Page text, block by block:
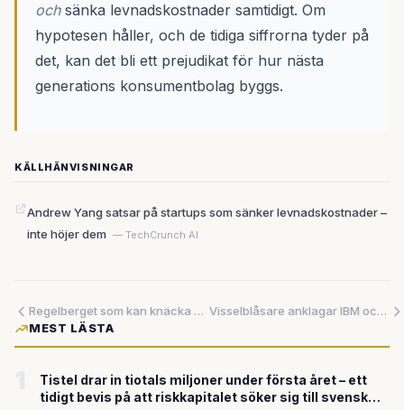
ochsänka levnadskostnader samtidigt. Om
hypotesen håller, och de tidiga siffrorna tyder på
det, kan det bli ett prejudikat för hur nästa
generations konsumentbolag byggs.
KÄLLHÄNVISNINGAR
Andrew Yang satsar på startups som sänker levnadskostnader –
inte höjer dem — TechCrunch AI
Regelberget som kan knäcka småföretagen – men ingen pratar om det
Visselblåsare anklagar IBM och AT&T för att ha dolt statsstödda dataintrång
MEST LÄSTA
Tistel drar in tiotals miljoner under första året – ett
tidigt bevis på att riskkapitalet söker sig till svensk